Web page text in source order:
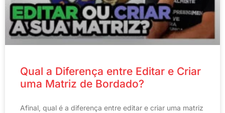
Qual a Diferença entre Editar e Criar
uma Matriz de Bordado?
Afinal, qual é a diferença entre editar e criar uma matriz